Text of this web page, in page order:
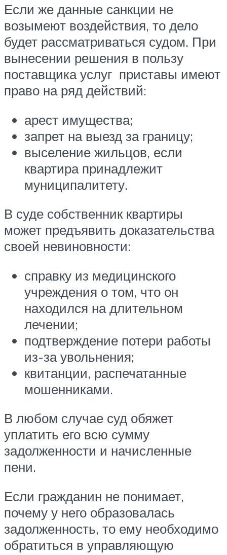
Если же данные санкции не
возымеют воздействия, то дело
будет рассматриваться судом. При
вынесении решения в пользу
поставщика услуг приставы имеют
право на ряд действий:
арест имущества;
запрет на выезд за границу;
выселение жильцов, если
квартира принадлежит
муниципалитету.
В суде собственник квартиры
может предъявить доказательства
своей невиновности:
справку из медицинского
учреждения о том, что он
находился на длительном
лечении;
подтверждение потери работы
из-за увольнения;
квитанции, распечатанные
мошенниками.
В любом случае суд обяжет
уплатить его всю сумму
задолженности и начисленные
пени.
Если гражданин не понимает,
почему у него образовалась
задолженность, то ему необходимо
обратиться в управляющую